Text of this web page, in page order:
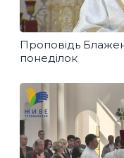
Проповідь
понеділок